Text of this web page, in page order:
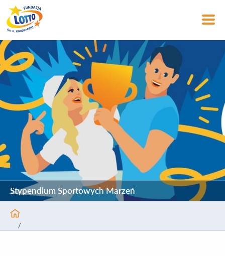
Stypendium Sportowych Marzeń
/